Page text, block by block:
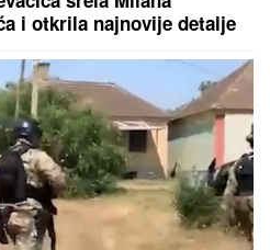
AUTO-PUTU KOD NIŠA
automobil, saobraćaj
(VIDEO)